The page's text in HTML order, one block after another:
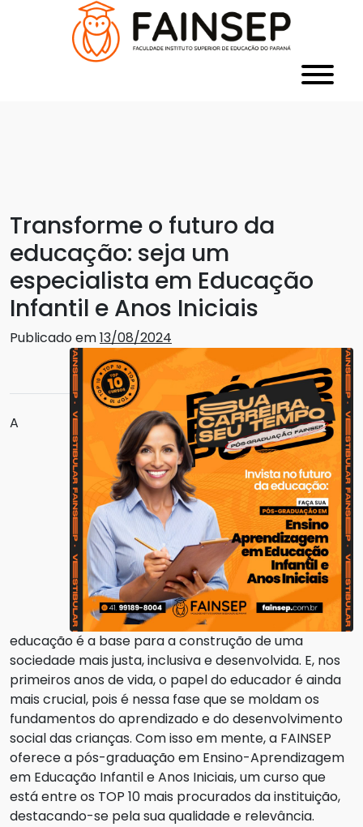
Transforme o futuro da
educação: seja um
especialista em Educação
Infantil e Anos Iniciais
Publicado em13/08/2024
A
educação é a base para a construção de uma
sociedade mais justa, inclusiva e desenvolvida. E, nos
primeiros anos de vida, o papel do educador é ainda
mais crucial, pois é nessa fase que se moldam os
fundamentos do aprendizado e do desenvolvimento
social das crianças. Com isso em mente, a FAINSEP
oferece a pós-graduação em Ensino-Aprendizagem
em Educação Infantil e Anos Iniciais, um curso que
está entre os TOP 10 mais procurados da instituição,
destacando-se pela sua qualidade e relevância.